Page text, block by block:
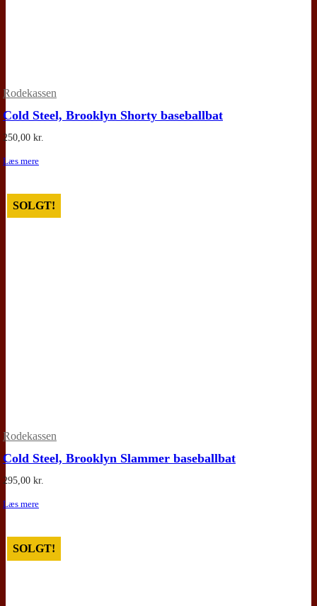
Rodekassen
Cold Steel, Brooklyn Shorty baseballbat
250,00 kr.
Læs mere
Rodekassen
SOLGT!
Cold Steel, Brooklyn Slammer baseballbat
295,00 kr.
Læs mere
SOLGT!